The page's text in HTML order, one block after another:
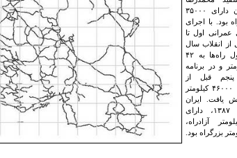
شاه ایران دارای ۳۵۰۰۰
بود. با اجرای
عمرانی اول تا
از انقلاب سال
۱۳۵۷ طول راه‌ها به ۴۲
و در برنامه
پنجم قبل از
انقلاب به ۴۶۰۰۰ کیلومتر
یافت. ایران
در سال ۱۳۸۷، دارای
کیلومتر آزادراه،